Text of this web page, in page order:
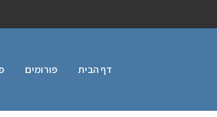
דף הבית פורומים